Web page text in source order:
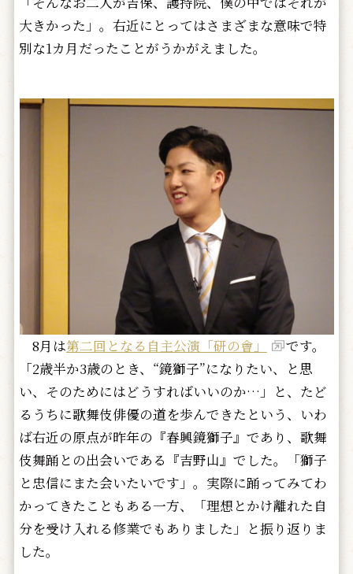
大きかった」。右近にとってはさまざまな意味で特
別な1カ月だったことがうかがえました。
8月は第二回となる自主公演「研の會」
です。
「2歳半か3歳のとき、“鏡獅子”になりたい、と思
い、そのためにはどうすればいいのか…」と、たど
るうちに歌舞伎俳優の道を歩んできたという、いわ
ば右近の原点が昨年の『春興鏡獅子』であり、歌舞
伎舞踊との出会いである『吉野山』でした。「獅子
と忠信にまた会いたいです」。実際に踊ってみてわ
かってきたこともある一方、「理想とかけ離れた自
分を受け入れる修業でもありました」と振り返りま
した。